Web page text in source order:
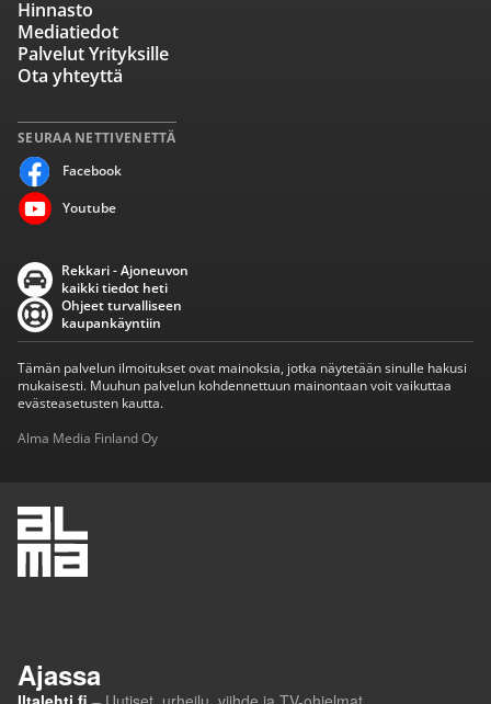
SEURAA NETTIVENETTÄ
Facebook
Youtube
Hinnasto
Mediatiedot
Palvelut Yrityksille
Ota yhteyttä
Rekkari - Ajoneuvon
kaikki tiedot heti
Ohjeet turvalliseen
kaupankäyntiin
Tämän palvelun ilmoitukset ovat mainoksia, jotka näytetään sinulle hakusi
mukaisesti. Muuhun palvelun kohdennettuun mainontaan voit vaikuttaa
evästeasetusten kautta.
Alma Media Finland Oy